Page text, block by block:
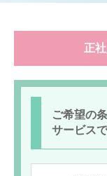
正
ご希望の
サービス